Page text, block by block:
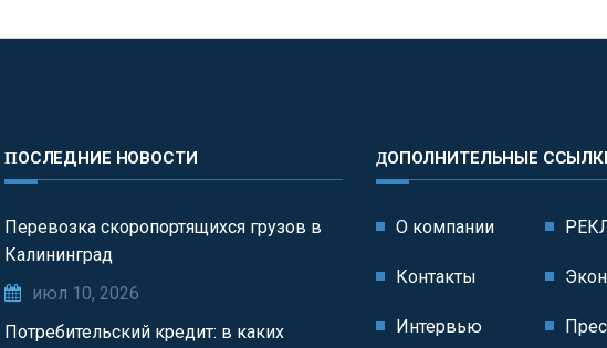
ПОСЛЕДНИЕ НОВОСТИ
Перевозка скоропортящихся грузов в
Калининград
июл 10, 2026
Потребительский кредит: в каких
ДОПОЛНИТЕЛЬНЫЕ
О компании
Контакты
Интервью